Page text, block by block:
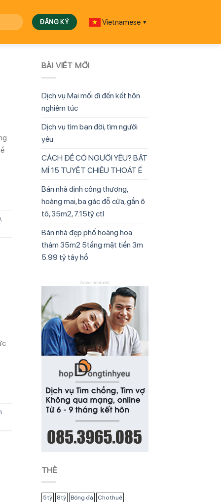
Vietnamese ▼
BÀI VIẾT MỚI
Dịch vụ Mai mối đi đến kết hôn
nghiêm túc
Dịch vụ tìm bạn đời, tìm người
yêu
CÁCH ĐỂ CÓ NGƯỜI YÊU? BẬT
MÍ 15 TUYỆT CHIÊU THOÁT Ế
Bán nhà định công thượng,
hoàng mai, ba gác đỗ cửa, gần ô
tô, 35m2, 7.15tỷ ctl
Bán nhà đẹp phố hoàng hoa
thám 35m2 5tầng mặt tiền 3m
5.99 tỷ tây hồ
Advertisement
THẺ
5 tỷ 8 tỷ Bóng đá
Cho thuê